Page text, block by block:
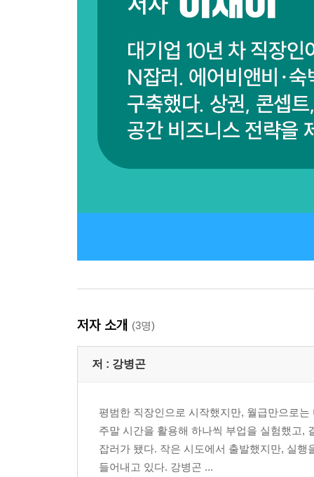
저자 소개 (3명)
저 : 강병곤
평범한 직장인으로 시작했지만, 월급만으로
주말 시간을 활용해 하나씩 부업을 실험했고,
잡러가 됐다. 작은 시도에서 출발했지만, 실
들어내고 있다. 강병곤 ...